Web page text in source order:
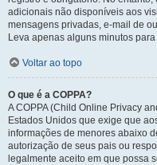
adicionais não disponíveis aos
mensagens privadas, e-mail de
Leva apenas alguns minutos
Voltar ao topo
O que é a COPPA?
A COPPA (Child Online Privacy
Estados Unidos que exige que
informações de menores abaixo
autorização de seus pais ou
legalmente aceito em que possa